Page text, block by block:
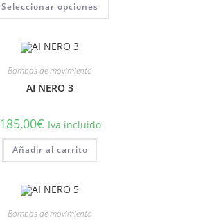
desde
112,00€
Seleccionar opciones
tiene
Bombas de movimiento
AI NERO 3
185,00€ Iva incluido
Añadir al carrito
Bombas de movimiento